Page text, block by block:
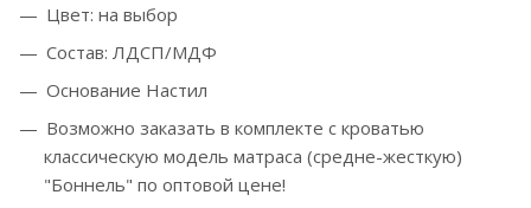
Цвет: на выбор
Состав: ЛДСП/МДФ
Основание Настил
Возможно заказать в комплекте с кроватью
классическую модель матраса (средне-жесткую)
"Боннель" по оптовой цене!